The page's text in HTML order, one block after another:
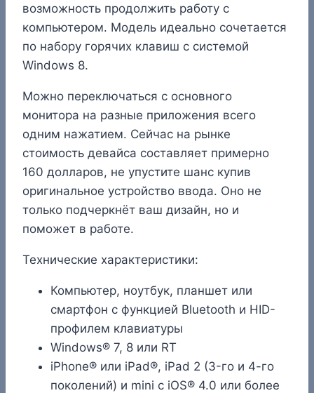
возможность продолжить работу с
компьютером. Модель идеально сочетается
по набору горячих клавиш с системой
Windows 8.
Можно переключаться с основного
монитора на разные приложения всего
одним нажатием. Сейчас на рынке
стоимость девайса составляет примерно
160 долларов, не упустите шанс купив
оригинальное устройство ввода. Оно не
только подчеркнёт ваш дизайн, но и
поможет в работе.
Технические характеристики:
Компьютер, ноутбук, планшет или
смартфон с функцией Bluetooth и HID-
профилем клавиатуры
Windows® 7, 8 или RT
iPhone® или iPad®, iPad 2 (3-го и 4-го
поколений) и mini с iOS® 4.0 или более